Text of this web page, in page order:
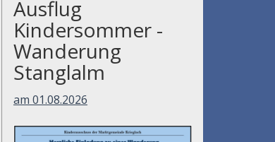
Ausflug
Kindersommer -
Wanderung
Stanglalm
am 01.08.2026